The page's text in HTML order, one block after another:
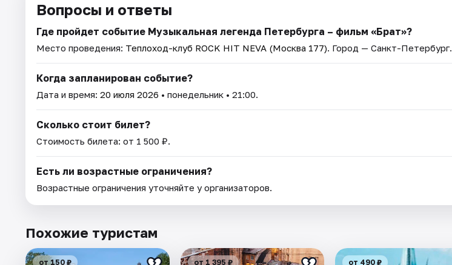
Вопросы и ответы
Где пройдет событие Музыкальная легенда Петербурга – фильм «Брат»?
Место проведения: Теплоход-клуб ROCK HIT NEVA (Москва 177). Город — Санкт-Петербург.
Когда запланирован событие?
Дата и время: 20 июля 2026 • понедельник • 21:00.
Сколько стоит билет?
Стоимость билета: от 1 500 ₽.
Есть ли возрастные ограничения?
Возрастные ограничения уточняйте у организаторов.
Похожие туристам
от 150 ₽ от 1 395 ₽ от 490 ₽